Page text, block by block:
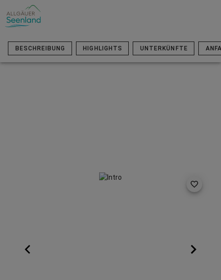
BESCHREIBUNG HIGHLIGHTS UNTERKÜNFTE